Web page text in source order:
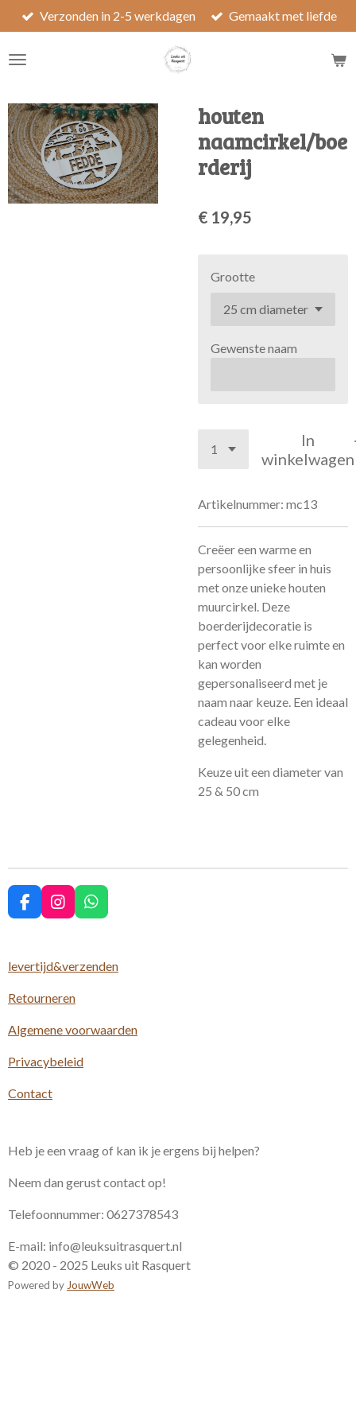
Ga
direct
naar
Verzonden in 2-5 werkdagen Gemaakt met liefde
houten
naamcirkel/boe
rderij
€ 19,95
Grootte
Gewenste naam
In
winkelwagen
Artikelnummer: mc13
Creëer een warme en
persoonlijke sfeer in huis
met onze unieke houten
muurcirkel. Deze
boerderijdecoratie is
perfect voor elke ruimte en
kan worden
gepersonaliseerd met je
naam naar keuze. Een ideaal
cadeau voor elke
gelegenheid.
Keuze uit een diameter van
25 & 50 cm
F
a
b
o
I
n
a
r
m
W
h
s
levertijd&verzenden
Retourneren
Algemene voorwaarden
Privacybeleid
Contact
Heb je een vraag of kan ik je ergens bij helpen?
Neem dan gerust contact op!
Telefoonnummer: 0627378543
E-mail: info@leuksuitrasquert.nl
© 2020 - 2025 Leuks uit Rasquert
Powered by JouwWeb